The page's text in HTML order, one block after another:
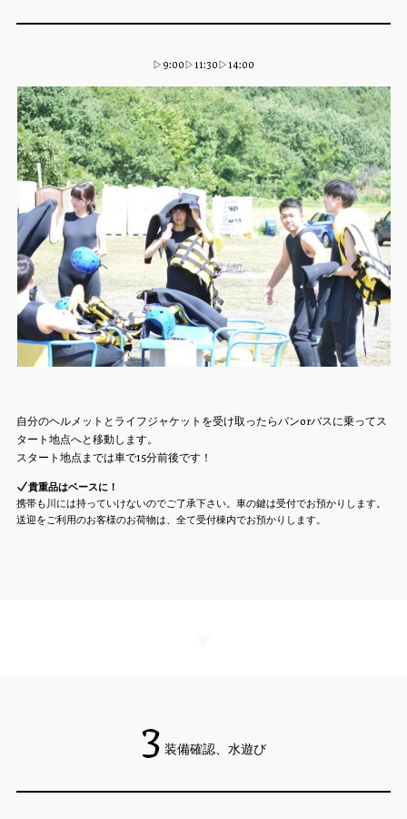
▷9:00▷11:30▷14:00
自分のヘルメットとライフジャケットを受け取ったらバンorバスに乗ってス
タート地点へと移動します。
スタート地点までは車で15分前後です！
貴重品はベースに！
携帯も川には持っていけないのでご了承下さい。車の鍵は受付でお預かりします。
送迎をご利用のお客様のお荷物は、全て受付棟内でお預かりします。
3 装備確認、水遊び